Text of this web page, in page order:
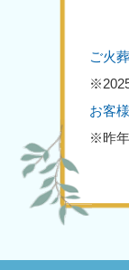
ご火
お客
※昨